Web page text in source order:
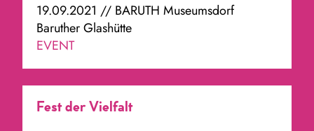
19.09.2021 // BARUTH Museumsdorf
Baruther Glashütte
EVENT
Fest der Vielfalt